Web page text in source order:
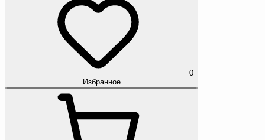
0
Избранное